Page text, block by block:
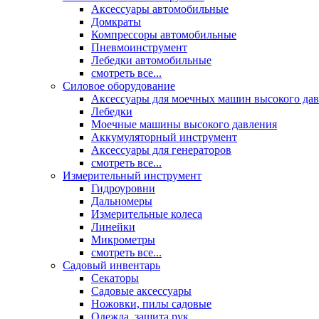
Аксессуары автомобильные
Домкраты
Компрессоры автомобильные
Пневмоинструмент
Лебедки автомобильные
смотреть все...
Силовое оборудование
Аксессуары для моечных машин высокого
Лебедки
Моечные машины высокого давления
Аккумуляторный инструмент
Аксессуары для генераторов
смотреть все...
Измерительный инструмент
Гидроуровни
Дальномеры
Измерительные колеса
Линейки
Микрометры
смотреть все...
Садовый инвентарь
Секаторы
Садовые аксессуары
Ножовки, пилы садовые
Одежда, защита рук